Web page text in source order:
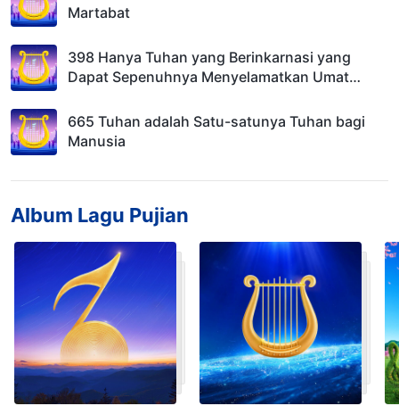
Martabat
398 Hanya Tuhan yang Berinkarnasi yang
Dapat Sepenuhnya Menyelamatkan Umat
665 Tuhan adalah Satu-satunya Tuhan bagi
Manusia
Album Lagu Pujian